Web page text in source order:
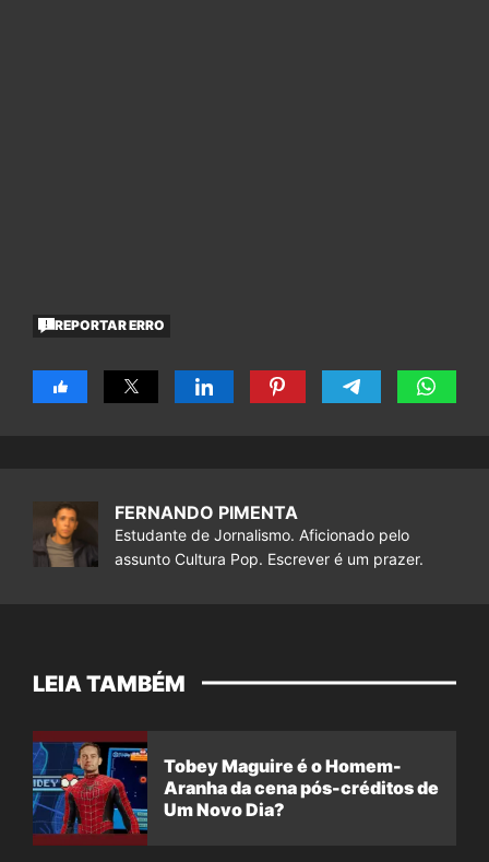
REPORTAR ERRO
FERNANDO PIMENTA
Estudante de Jornalismo. Aficionado pelo
assunto Cultura Pop. Escrever é um prazer.
LEIA TAMBÉM
Tobey Maguire é o Homem-
Aranha da cena pós-créditos de
Um Novo Dia?